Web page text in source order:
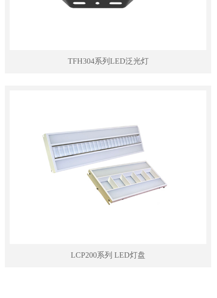
TFH304系列LED泛光灯
LCP200系列 LED灯盘